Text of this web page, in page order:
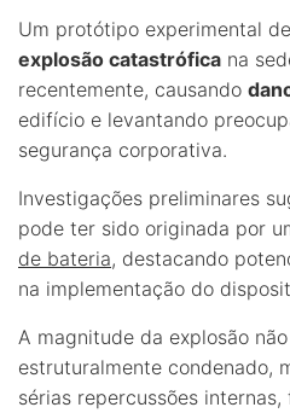
Um protótipo experimental
explosão catastrófica na
recentemente, causando
edifício e levantando
segurança corporativa.
Investigações preliminares
pode ter sido originada por
de bateria, destacando
na implementação do
A magnitude da explosão
estruturalmente condenado,
sérias repercussões